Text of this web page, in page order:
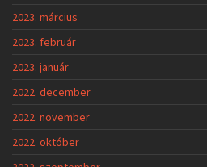
2023. március
2023. február
2023. január
2022. december
2022. november
2022. október